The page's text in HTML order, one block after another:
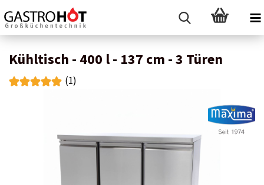
Kühltisch - 400 l - 137 cm - 3 Türen
(1)